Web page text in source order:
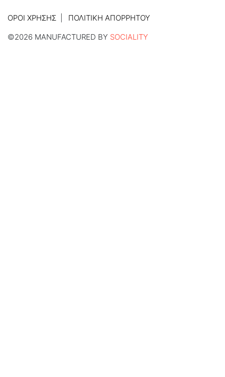
ΌΡΟΙ ΧΡΉΣΗΣ
ΠΟΛΙΤΙΚΉ ΑΠΟΡΡΉΤΟΥ
©2026 MANUFACTURED BY SOCIALITY